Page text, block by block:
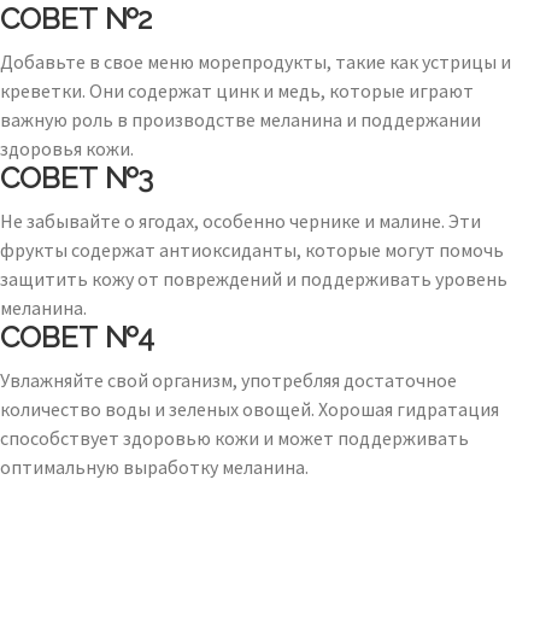
СОВЕТ №2
Добавьте в свое меню морепродукты, такие как устрицы и
креветки. Они содержат цинк и медь, которые играют
важную роль в производстве меланина и поддержании
здоровья кожи.
СОВЕТ №3
Не забывайте о ягодах, особенно чернике и малине. Эти
фрукты содержат антиоксиданты, которые могут помочь
защитить кожу от повреждений и поддерживать уровень
меланина.
СОВЕТ №4
Увлажняйте свой организм, употребляя достаточное
количество воды и зеленых овощей. Хорошая гидратация
способствует здоровью кожи и может поддерживать
оптимальную выработку меланина.